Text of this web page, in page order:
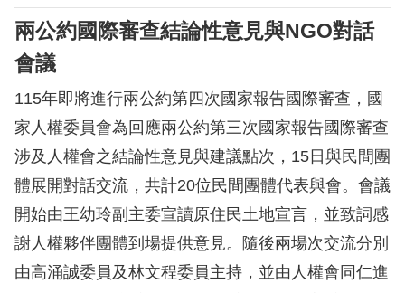
]
權
公
約
關
於
本
會
新
消
息
兩公約國際審查結論性意見與NGO對話
會議
115年即將進行兩公約第四次國家報告國際審查，國
家人權委員會為回應兩公約第三次國家報告國際審查
涉及人權會之結論性意見與建議點次，15日與民間團
體展開對話交流，共計20位民間團體代表與會。會議
開始由王幼玲副主委宣讀原住民土地宣言，並致詞感
謝人權夥伴團體到場提供意見。隨後兩場次交流分別
由高涌誠委員及林文程委員主持，並由人權會同仁進